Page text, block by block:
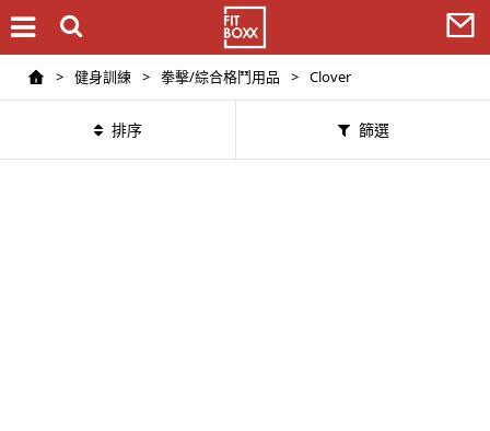
> 健身訓練 > 拳擊/綜合格鬥用品 > Clover
排序 篩選